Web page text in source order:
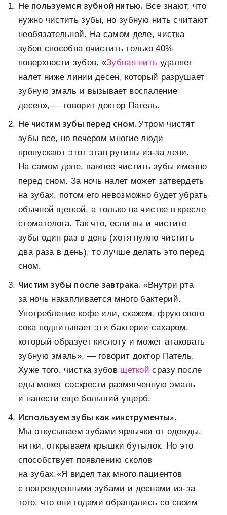
Не пользуемся зубной нитью. Все знают, что
нужно чистить зубы, но зубную нить считают
необязательной. На самом деле, чистка
зубов способна очистить только 40%
поверхности зубов. «Зубная нить удаляет
налет ниже линии десен, который разрушает
зубную эмаль и вызывает воспаление
десен», — говорит доктор Патель.
Не чистим зубы перед сном.Утром чистят
зубы все, но вечером многие люди
пропускают этот этап рутины из-за лени.
На самом деле, важнее чистить зубы именно
перед сном. За ночь налет может затвердеть
на зубах, потом его невозможно будет убрать
обычной щеткой, а только на чистке в кресле
стоматолога. Так что, если вы и чистите
зубы один раз в день (хотя нужно чистить
два раза в день), то лучше делать это перед
сном.
Чистим зубы после завтрака. «Внутри рта
за ночь накапливается много бактерий.
Употребление кофе или, скажем, фруктового
сока подпитывает эти бактерии сахаром,
который образует кислоту и может атаковать
зубную эмаль», — говорит доктор Патель.
Хуже того, чистка зубов щеткойсразу после
еды может соскрести размягченную эмаль
и нанести еще больший ущерб.
Используем зубы как «инструменты».
Мы откусываем зубами ярлычки от одежды,
нитки, открываем крышки бутылок. Но это
способствует появлению сколов
на зубах.«Я видел так много пациентов
с поврежденными зубами и деснами из-за
того, что они годами обращались со своим